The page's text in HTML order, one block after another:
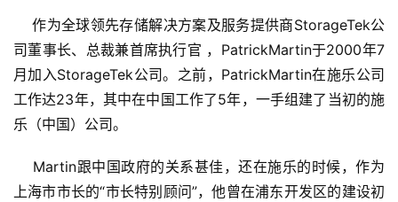
作为全球领先存储解决方案及服务提供商StorageTek公
司董事长、总裁兼首席执行官 ，PatrickMartin于2000年7
月加入StorageTek公司。之前，PatrickMartin在施乐公司
工作达23年，其中在中国工作了5年，一手组建了当初的施
乐（中国）公司。
Martin跟中国政府的关系甚佳，还在施乐的时候，作为
上海市市长的“市长特别顾问”，他曾在浦东开发区的建设初